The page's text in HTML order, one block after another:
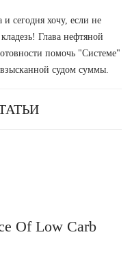
сегодня хочу, если не
Глава нефтяной
помочь "Системе"
судом суммы.
Of Low Carb